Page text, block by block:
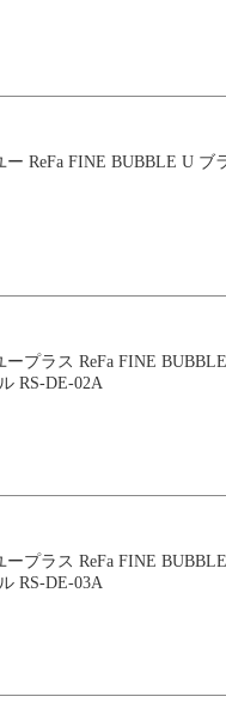
RS-DE-02A
RS-DE-03A